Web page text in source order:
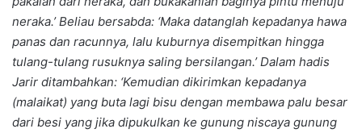
neraka.’ Beliau bersabda: ‘Maka datanglah kepadanya hawa
panas dan racunnya, lalu kuburnya disempitkan hingga
tulang-tulang rusuknya saling bersilangan.’ Dalam hadis
Jarir ditambahkan: ‘Kemudian dikirimkan kepadanya
(malaikat) yang buta lagi bisu dengan membawa palu besar
dari besi yang jika dipukulkan ke gunung niscaya gunung